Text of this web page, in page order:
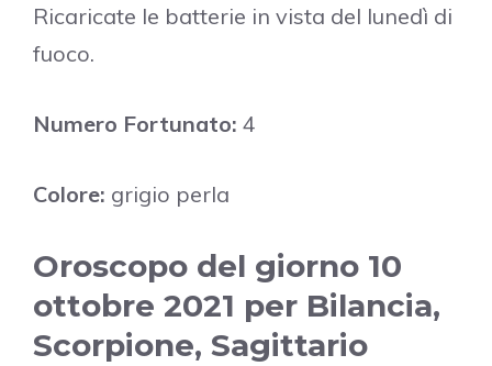
Ricaricate le batterie in vista del lunedì di
fuoco.
Numero Fortunato: 4
Colore: grigio perla
Oroscopo del giorno 10
ottobre 2021 per Bilancia,
Scorpione, Sagittario